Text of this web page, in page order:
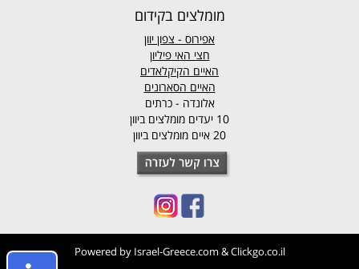
מומלצים בקידום
אפירוס - צפון יוון
חצי האי פיליון
האיים הקיקלאדים
האיים הסארונים
אלונדה - כרתים
10 יעדים מומלצים ביוון
20 איים מומלצים ביוון
Powered by Israel-Greece.com &Clickgo.co.il